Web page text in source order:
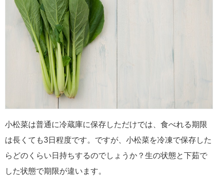
小松菜は普通に冷蔵庫に保存しただけでは、食べれる期限
は長くても3日程度です。ですが、小松菜を冷凍で保存した
らどのくらい日持ちするのでしょうか？生の状態と下茹で
した状態で期限が違います。